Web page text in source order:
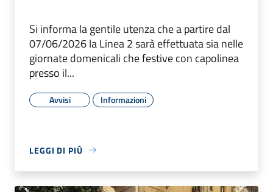
Si informa la gentile utenza che a partire dal
07/06/2026 la Linea 2 sarà effettuata sia nelle
giornate domenicali che festive con capolinea
presso il...
Avvisi Informazioni
LEGGI DI PIÙ